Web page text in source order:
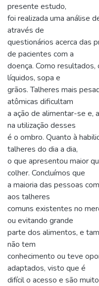
presente estudo,
foi realizada uma análise
através de
questionários acerca das
de pacientes com a
doença. Como
líquidos, sopa e
grãos. Talheres mais
atômicas dificultam
a ação de alimentar-se e,
na utilização desses
é o ombro. Quanto à
talheres do dia a dia,
o que apresentou maior
colher. Concluímos que
a maioria das pessoas
aos talheres
comuns existentes no
ou evitando grande
parte dos alimentos, e
não tem
conhecimento ou teve
adaptados, visto que é
difícil o acesso e são